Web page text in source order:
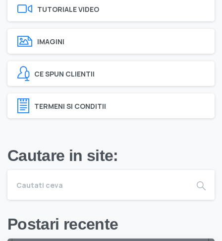
TUTORIALE VIDEO
IMAGINI
CE SPUN CLIENTII
TERMENI SI CONDITII
Cautare in site:
Postari recente